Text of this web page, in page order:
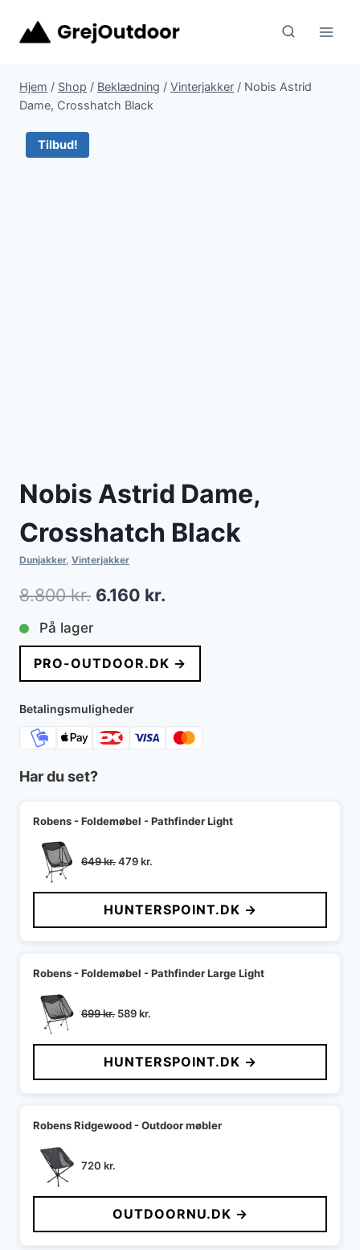
Hjem / Shop / Beklædning / Vinterjakker / Nobis Astrid
Dame, Crosshatch Black
Tilbud!
Nobis Astrid Dame,
Crosshatch Black
Dunjakker, Vinterjakker
8.800kr. Den
pris
var:
8.800 kr..
6.160 kr.
pris
er:
På lager
PRO-OUTDOOR.DK →
Betalingsmuligheder
Har du set?
Robens - Foldemøbel - Pathfinder Light
649kr.Den
pris
var:
649 kr..
479kr.
pris
er:
479 kr..
HUNTERSPOINT.DK →
Robens - Foldemøbel - Pathfinder Large Light
699kr. Den
pris
var:
699 kr..
589kr.
pris
er:
589 kr..
HUNTERSPOINT.DK →
Robens Ridgewood - Outdoor møbler
720 kr.
OUTDOORNU.DK →